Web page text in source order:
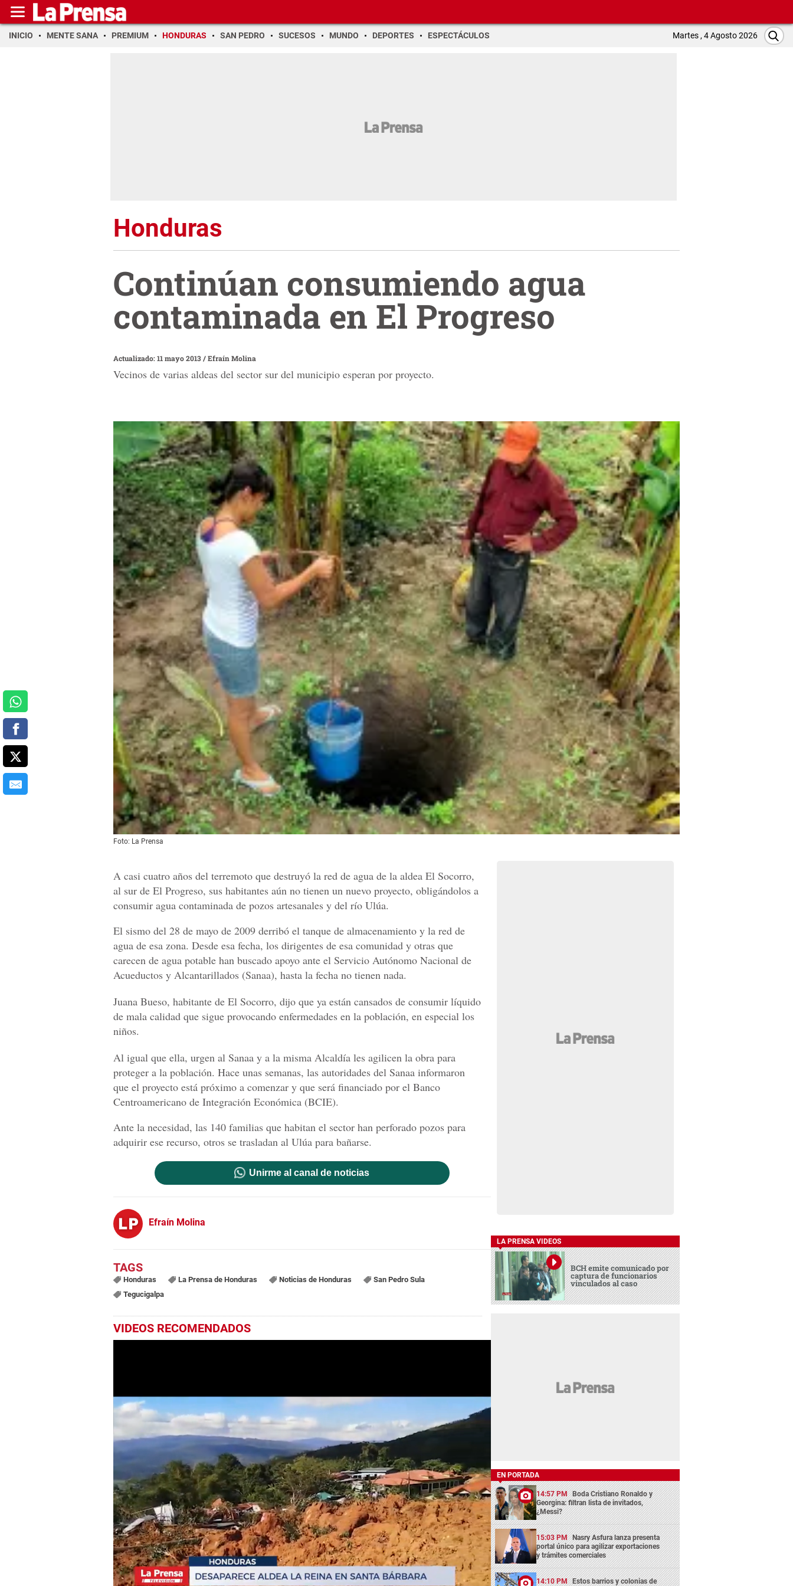
INICIO MENTE SANA PREMIUM HONDURAS SAN PEDRO SUCESOS MUNDO DEPORTES ESPECTÁCULOS Martes , 4 Agosto 2026
Honduras
Continúan consumiendo agua
contaminada en El Progreso
Actualizado: 11 mayo 2013/Efraín Molina
Vecinos de varias aldeas del sector sur del municipio esperan por proyecto.
Foto: La Prensa
A casi cuatro años del terremoto que destruyó la red de agua de la aldea El Socorro,
al sur de El Progreso, sus habitantes aún no tienen un nuevo proyecto, obligándolos a
consumir agua contaminada de pozos artesanales y del río Ulúa.
El sismo del 28 de mayo de 2009 derribó el tanque de almacenamiento y la red de
agua de esa zona. Desde esa fecha, los dirigentes de esa comunidad y otras que
carecen de agua potable han buscado apoyo ante el Servicio Autónomo Nacional de
Acueductos y Alcantarillados (Sanaa), hasta la fecha no tienen nada.
Juana Bueso, habitante de El Socorro, dijo que ya están cansados de consumir líquido
de mala calidad que sigue provocando enfermedades en la población, en especial los
niños.
Al igual que ella, urgen al Sanaa y a la misma Alcaldía les agilicen la obra para
proteger a la población. Hace unas semanas, las autoridades del Sanaa informaron
que el proyecto está próximo a comenzar y que será financiado por el Banco
Centroamericano de Integración Económica (BCIE).
Ante la necesidad, las 140 familias que habitan el sector han perforado pozos para
adquirir ese recurso, otros se trasladan al Ulúa para bañarse.
Unirme al canal de noticias
Efraín Molina
Honduras La Prensa de Honduras Noticias de Honduras
San Pedro Sula
Tegucigalpa
VIDEOS RECOMENDADOS
0
seconds
of
LA PRENSA VIDEOS
BCH emite comunicado por
captura de funcionarios
vinculados al caso
EN PORTADA
14:57 PM Boda Cristiano Ronaldo y
Georgina: filtran lista de invitados,
¿Messi?
15:03 PM Nasry Asfura lanza presenta
portal único para agilizar exportaciones
y trámites comerciales
14:10 PM Estos barrios y colonias de